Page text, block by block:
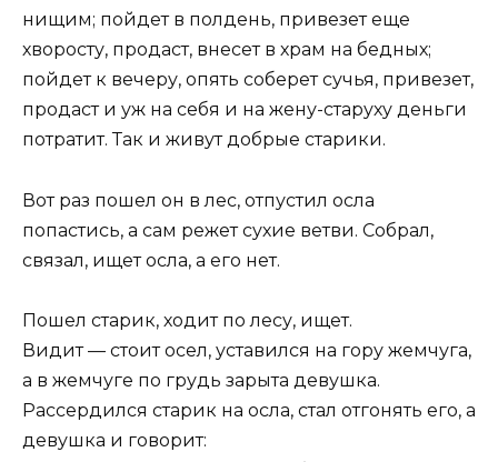
нищим; пойдет в полдень, привезет еще
хворосту, продаст, внесет в храм на бедных;
пойдет к вечеру, опять соберет сучья, привезет,
продаст и уж на себя и на жену-старуху деньги
потратит. Так и живут добрые старики.
Вот раз пошел он в лес, отпустил осла
попастись, а сам режет сухие ветви. Собрал,
связал, ищет осла, а его нет.
Пошел старик, ходит по лесу, ищет.
Видит — стоит осел, уставился на гору жемчуга,
а в жемчуге по грудь зарыта девушка.
Рассердился старик на осла, стал отгонять его, а
девушка и говорит: